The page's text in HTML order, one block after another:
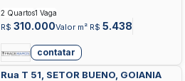
R$ 310.000Valor m² R$ 5.438
2 Quartos1 Vaga
contatar
Rua T 51, SETOR BUENO, GOIANIA